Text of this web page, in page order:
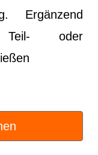
Ergänzend
oder